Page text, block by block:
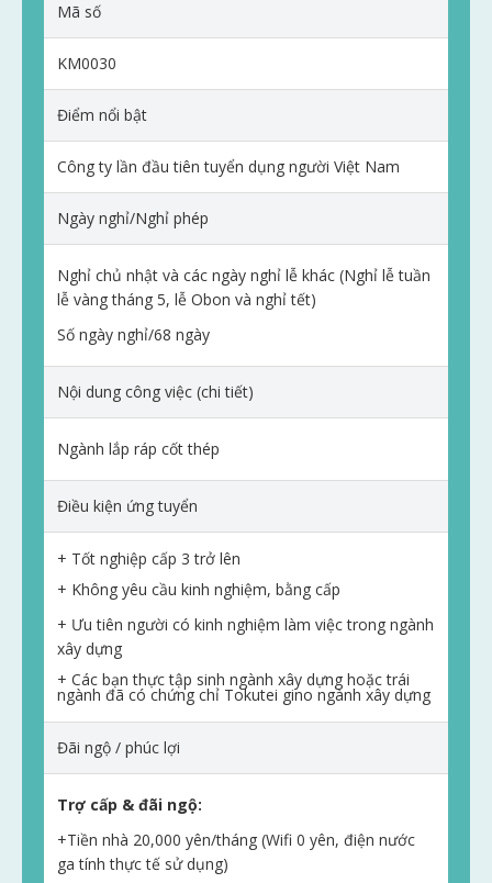
Mã số
KM0030
Điểm nổi bật
Công ty lần đầu tiên tuyển dụng người Việt Nam
Ngày nghỉ/Nghỉ phép
Nghỉ chủ nhật và các ngày nghỉ lễ khác (Nghỉ lễ tuần
lễ vàng tháng 5, lễ Obon và nghỉ tết)
Số ngày nghỉ/68 ngày
Nội dung công việc (chi tiết)
Ngành lắp ráp cốt thép
Điều kiện ứng tuyển
+ Tốt nghiệp cấp 3 trở lên
+ Không yêu cầu kinh nghiệm, bằng cấp
+ Ưu tiên người có kinh nghiệm làm việc trong ngành
xây dựng
+ Các bạn thực tập sinh ngành xây dựng hoặc trái
ngành đã có chứng chỉ Tokutei gino ngành xây dựng
Đãi ngộ / phúc lợi
Trợ cấp & đãi ngộ:
+Tiền nhà 20,000 yên/tháng (Wifi 0 yên, điện nước
ga tính thực tế sử dụng)